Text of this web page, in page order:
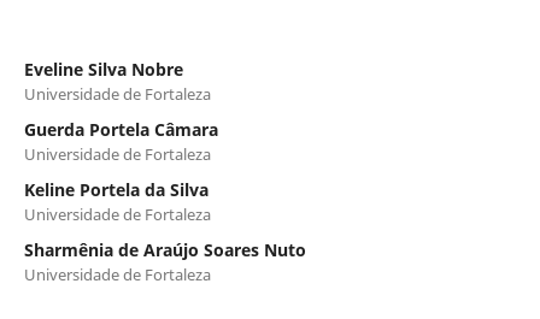
Eveline Silva Nobre
Universidade de Fortaleza
Guerda Portela Câmara
Universidade de Fortaleza
Keline Portela da Silva
Universidade de Fortaleza
Sharmênia de Araújo Soares Nuto
Universidade de Fortaleza